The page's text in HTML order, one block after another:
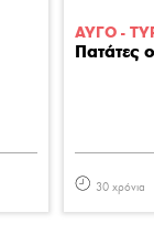
ΑΥΓΟ -
Πατάτες
30 χρόνια